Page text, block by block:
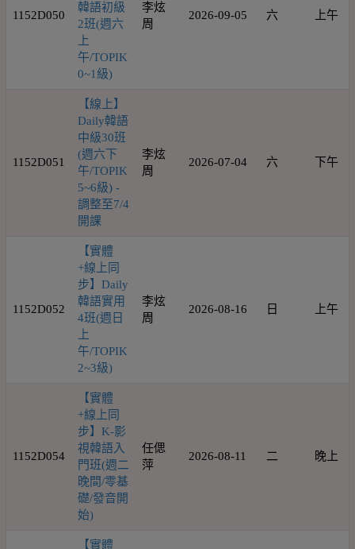
1152D050
韓語初級
2班(週六
上
午/TOPIK
0~1級)
李炫
周
2026-09-05 六 上午
1152D051
【線上】
Daily韓語
中級30班
(週六下
午/TOPIK
5~6級) -
調整至7/4
開課
李炫
周
2026-07-04 六 下午
1152D052
【實體
+線上同
步】Daily
韓語實用
4班(週日
上
午/TOPIK
2~3級)
李炫
周
2026-08-16 日 上午
1152D054
【實體
+線上同
步】K-影
視韓語入
門班(週二
晚間/零基
礎/發音開
始)
任偲
萍
2026-08-11 二 晚上
【實體